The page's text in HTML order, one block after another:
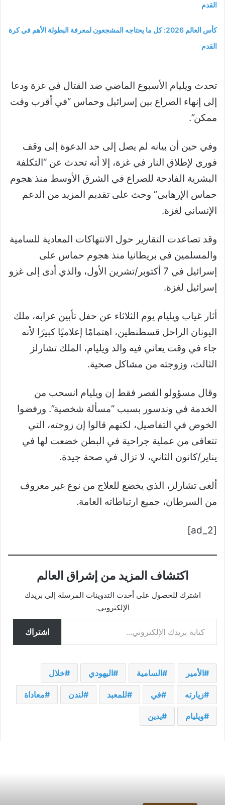
القدم
كأس العالم 2026: كل ما يحتاجه المشجعون لمعرفة البطولة الأهم في كرة
القدم
تحدث ويليام الأسبوع الماضي ضد القتال في غزة ودعا
إلى إنهاء الصراع بين إسرائيل وحماس “في أقرب وقت
ممكن”.
وفي حين أن بيانه لم يصل إلى حد الدعوة إلى وقف
فوري لإطلاق النار في غزة، إلا أنه تحدث عن “التكلفة
البشرية الفادحة للصراع في الشرق الأوسط منذ هجوم
حماس الإرهابي” وحث على تقديم المزيد من الدعم
الإنساني لغزة.
وقد تصاعدت التقارير حول الانتهاكات المعادية للسامية
والمسلمين في بريطانيا منذ هجوم حماس على
إسرائيل في 7 أكتوبر/تشرين الأول، والذي أدى إلى غزو
إسرائيل لغزة.
أثار غياب ويليام يوم الثلاثاء عن حفل تأبين عرابه، ملك
اليونان الراحل قسطنطين، اهتمامًا إعلاميًا كبيرًا لأنه
جاء في وقت يعاني فيه والد ويليام، الملك تشارلز
الثالث، وزوجته من مشاكل صحية.
وقال مسؤولو القصر فقط إن ويليام انسحب من
الخدمة في وندسور بسبب “مسألة شخصية”. ورفضوا
الخوض في التفاصيل، لكنهم قالوا إن زوجته، التي
تتعافى من عملية جراحية في البطن خضعت لها في
يناير/كانون الثاني، لا تزال في صحة جيدة.
ألغى تشارلز، الذي يخضع للعلاج من نوع غير معروف
من السرطان، جميع ارتباطاته العامة.
[ad_2]
اكتشاف المزيد من إشراق العالم
اشترك للحصول على أحدث التدوينات المرسلة إلى بريدك
الإلكتروني.
كتابة بريدك الإلكتروني...
اشتراك
الأمير السامية اليهودي خلال
زيارته في للمعبد لندن معاداة
ويليام يدين